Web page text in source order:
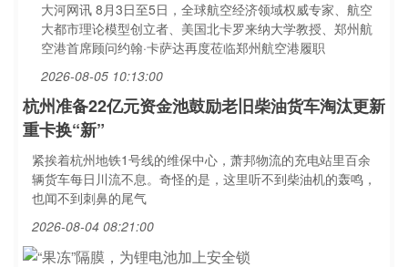
大河网讯 8月3日至5日，全球航空经济领域权威专家、航空
大都市理论模型创立者、美国北卡罗来纳大学教授、郑州航
空港首席顾问约翰·卡萨达再度莅临郑州航空港履职
2026-08-05 10:13:00
杭州准备22亿元资金池鼓励老旧柴油货车淘汰更新
重卡换“新”
紧挨着杭州地铁1号线的维保中心，萧邦物流的充电站里百余
辆货车每日川流不息。奇怪的是，这里听不到柴油机的轰鸣，
也闻不到刺鼻的尾气
2026-08-04 08:21:00